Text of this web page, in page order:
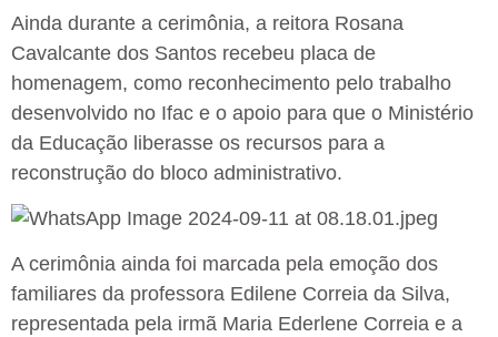
Ainda durante a cerimônia, a reitora Rosana
Cavalcante dos Santos recebeu placa de
homenagem, como reconhecimento pelo trabalho
desenvolvido no Ifac e o apoio para que o Ministério
da Educação liberasse os recursos para a
reconstrução do bloco administrativo.
A cerimônia ainda foi marcada pela emoção dos
familiares da professora Edilene Correia da Silva,
representada pela irmã Maria Ederlene Correia e a